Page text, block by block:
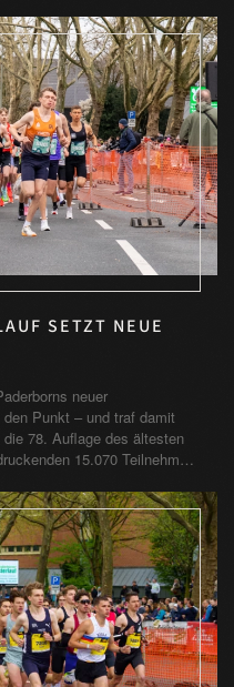
SETZT NEUE
neuer
Punkt – und traf damit
78. Auflage des ältesten
15.070 Teilnehm…